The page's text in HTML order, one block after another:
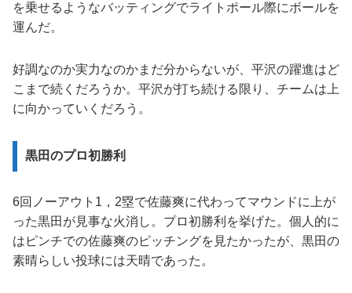
を乗せるようなバッティングでライトポール際にボールを
運んだ。
好調なのか実力なのかまだ分からないが、平沢の躍進はど
こまで続くだろうか。平沢が打ち続ける限り、チームは上
に向かっていくだろう。
黒田のプロ初勝利
6回ノーアウト1，2塁で佐藤爽に代わってマウンドに上が
った黒田が見事な火消し。プロ初勝利を挙げた。個人的に
はピンチでの佐藤爽のピッチングを見たかったが、黒田の
素晴らしい投球には天晴であった。